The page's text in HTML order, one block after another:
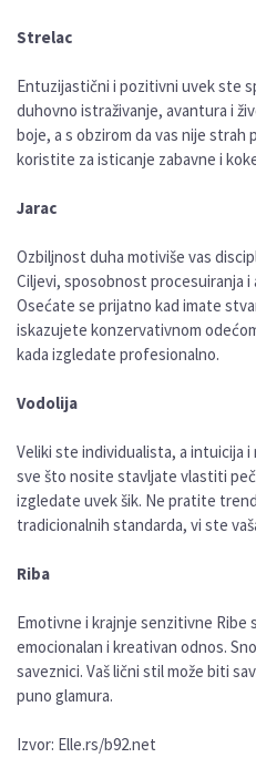
Strelac
Entuzijastični i pozitivni uvek ste
duhovno istraživanje, avantura i
boje, a s obzirom da vas nije strah
koristite za isticanje zabavne i
Jarac
Ozbiljnost duha motiviše vas
Ciljevi, sposobnost procesuiranja
Osećate se prijatno kad imate
iskazujete konzervativnom
kada izgledate profesionalno.
Vodolija
Veliki ste individualista, a intuicija i
sve što nosite stavljate vlastiti
izgledate uvek šik. Ne pratite
tradicionalnih standarda, vi ste
Riba
Emotivne i krajnje senzitivne Ribe
emocionalan i kreativan odnos.
saveznici. Vaš lični stil može biti
puno glamura.
Izvor: Elle.rs/b92.net